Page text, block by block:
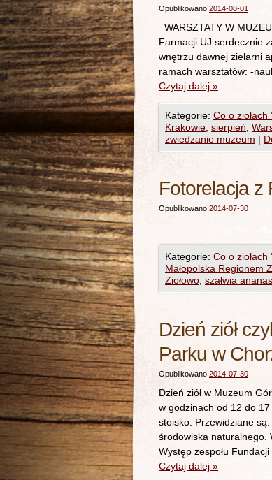
Opublikowano 2014-08-01
WARSZTATY W
Farmacji UJ serdecznie
wnętrzu dawnej zielarni
ramach warsztatów: -
Czytaj dalej »
Kategorie: Co o ziołach
Krakowie sierpień
zwiedzanie muzeum |
Fotorelacja z
Opublikowano 2014-07-30
Kategorie: Co o ziołach
Małopolska Regionem
Ziołowo szałwia
Dzień ziół
Parku w
Opublikowano 2014-07-30
Dzień ziół w Muzeum
w godzinach od 12 do
stoisko. Przewidziane
środowiska naturalnego.
Występ zespołu Fundacji
Czytaj dalej »